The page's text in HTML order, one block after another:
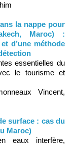
la nappe pour
Maroc) :
d’une méthode
essentielles du
le tourisme et
Vincent,
surface : cas du
Maroc)
eaux interfère,